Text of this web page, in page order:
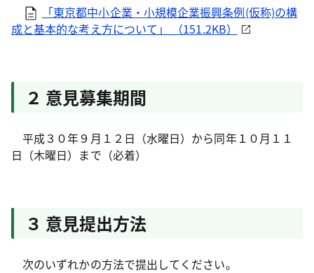
「東京都中小企業・小規模企業振興条例(仮称)の構
成と基本的な考え方について」 （151.2KB）
２ 意見募集期間
平成３０年９月１２日（水曜日）から同年１０月１１
日（木曜日）まで（必着）
３ 意見提出方法
次のいずれかの方法で提出してください。